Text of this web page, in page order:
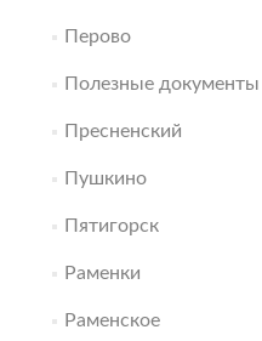
Перово
Полезные документы
Пресненский
Пушкино
Пятигорск
Раменки
Раменское